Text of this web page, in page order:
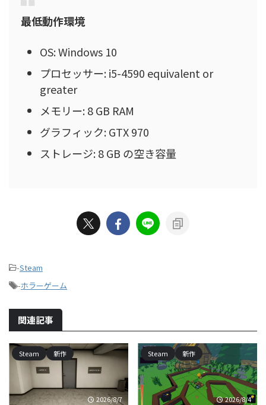
最低動作環境
OS: Windows 10
プロセッサー: i5-4590 equivalent or
greater
メモリー: 8 GB RAM
グラフィック: GTX 970
ストレージ: 8 GB の空き容量
-Steam
-ホラーゲーム
関連記事
Steam 新作
2026/8/7
Steam 新作
2026/8/4